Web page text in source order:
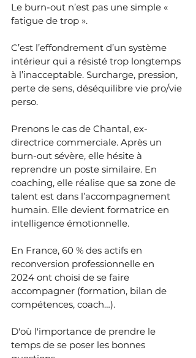
Le burn-out n’est pas une simple «
fatigue de trop ».
C’est l’effondrement d’un système
intérieur qui a résisté trop longtemps
à l’inacceptable. Surcharge, pression,
perte de sens, déséquilibre vie pro/vie
perso.
Prenons le cas de Chantal, ex-
directrice commerciale. Après un
burn-out sévère, elle hésite à
reprendre un poste similaire. En
coaching, elle réalise que sa zone de
talent est dans l’accompagnement
humain. Elle devient formatrice en
intelligence émotionnelle.
En France, 60 % des actifs en
reconversion professionnelle en
2024 ont choisi de se faire
accompagner (formation, bilan de
compétences, coach…).
D'où l'importance de prendre le
temps de se poser les bonnes